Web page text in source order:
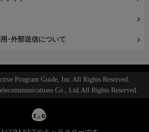
･外部送信について
Program Guide, Inc.All Rights Reserved.
Co., Ltd.All Rights Reserved.